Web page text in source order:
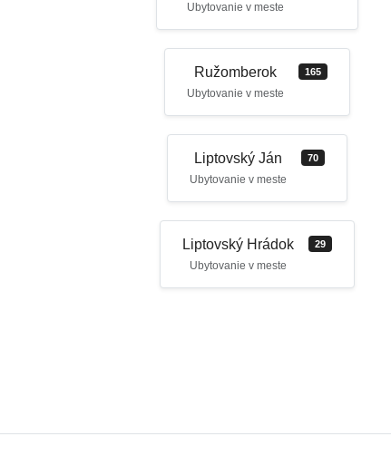
Ubytovanie v meste
Ružomberok
Ubytovanie v meste
165
Liptovský Ján
Ubytovanie v meste
70
Liptovský Hrádok
Ubytovanie v meste
29